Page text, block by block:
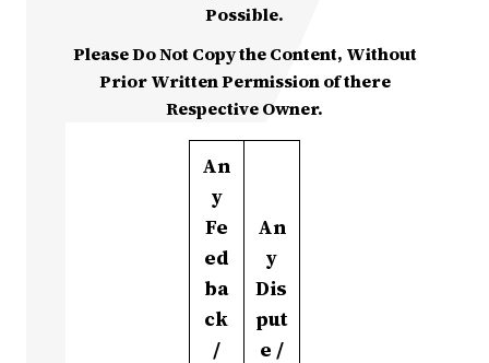
Possible.
Please Do Not Copy the Content, Without
Prior Written Permission of there
Respective Owner.
An
y
Fe
ed
ba
ck
/
An
y
Dis
put
e /